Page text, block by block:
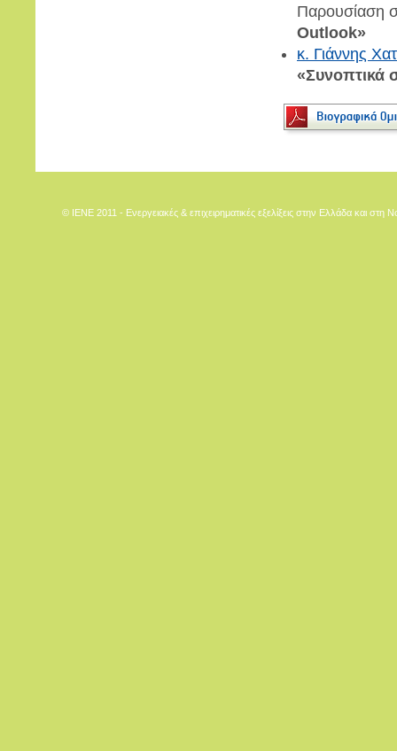
Παρουσίαση
Outlook»
κ. Γιάννης
«Συνοπτικά
© IENE 2011 - Ενεργειακές & επιχειρηματικές εξελίξεις στην Ελλάδα και στη